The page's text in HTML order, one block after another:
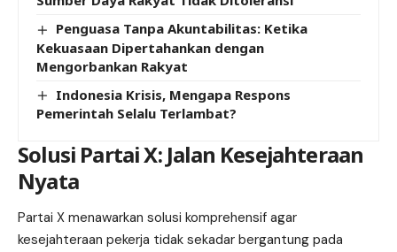
Penguasa Tanpa Akuntabilitas: Ketika
Kekuasaan Dipertahankan dengan
Mengorbankan Rakyat
Indonesia Krisis, Mengapa Respons
Pemerintah Selalu Terlambat?
Solusi Partai X: Jalan Kesejahteraan
Nyata
Partai X menawarkan solusi komprehensif agar
kesejahteraan pekerja tidak sekadar bergantung pada